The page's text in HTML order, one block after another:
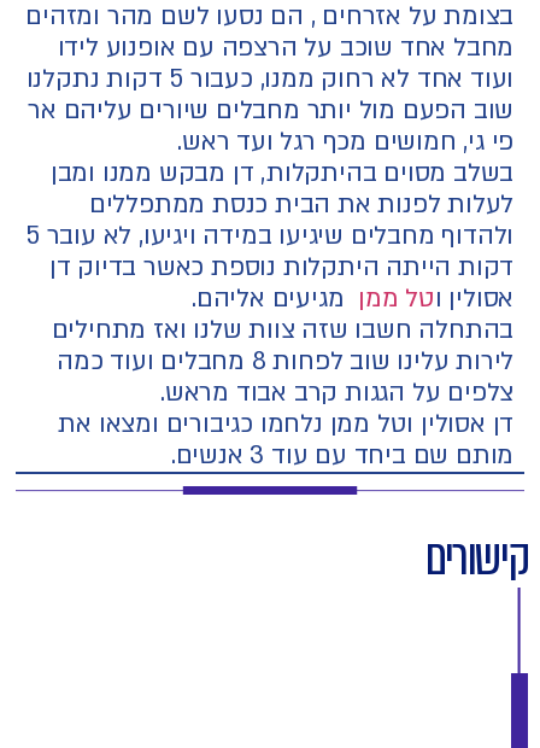
בצומת על אזרחים , הם נסעו לשם מהר ומזהים
מחבל אחד שוכב על הרצפה עם אופנוע לידו
ועוד אחד לא רחוק ממנו, כעבור 5 דקות נתקלנו
שוב הפעם מול יותר מחבלים שיורים עליהם אר
פי גי, חמושים מכף רגל ועד ראש.
בשלב מסוים בהיתקלות, דן מבקש ממנו ומבן
לעלות לפנות את הבית כנסת ממתפללים
ולהדוף מחבלים שיגיעו במידה ויגיעו, לא עובר 5
דקות הייתה היתקלות נוספת כאשר בדיוק דן
אסולין וטל ממן מגיעים אליהם.
בהתחלה חשבו שזה צוות שלנו ואז מתחילים
לירות עלינו שוב לפחות 8 מחבלים ועוד כמה
צלפים על הגגות קרב אבוד מראש.
דן אסולין וטל ממן נלחמו כגיבורים ומצאו את
מותם שם ביחד עם עוד 3 אנשים.
קישורים